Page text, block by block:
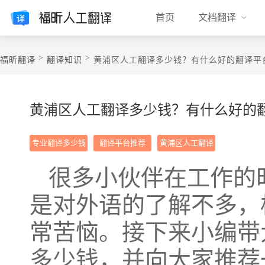
首页 文档翻译
福昕翻译 > 翻译知识 > 黄浦区人工翻译多少钱？有什么好的翻译平
黄浦区人工翻译多少钱？有什么好的
专业翻译多少钱 翻译平台推荐 黄浦区人工翻译
很多小伙伴在工作
是对外语的了解不多
常苦恼。接下来小编
多少钱，并向大家推